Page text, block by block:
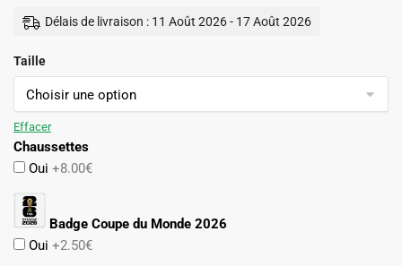
prix
79.90€.
prix
47.90€.
Délais de livraison : 11 Août 2026 - 17 Août 2026
Taille
Effacer
Chaussettes
Oui +8.00€
Badge Coupe du Monde 2026
Oui +2.50€